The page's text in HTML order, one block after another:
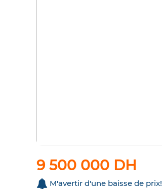
9 500 000 DH
M'avertir d'une baisse de prix!